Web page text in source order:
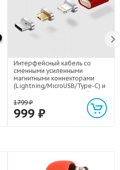
Интерфейсный кабель со
сменными усиленными
магнитными коннекторами
(Lightning/MicroUSB/Type-C) и
световым индикатором 1м
1799₽
999 ₽